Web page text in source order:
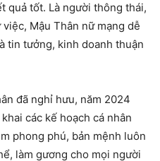
quả tốt. Là người thông thái,
Mậu Thân nữ mạng dễ
tin tưởng, kinh doanh thuận
đã nghỉ hưu, năm 2024
các kế hoạch cá nhân
phong phú, bản mệnh luôn
làm gương cho mọi người